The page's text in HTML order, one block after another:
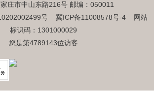
庄市中山东路216号 邮编：050011
号
冀ICP备11008578号-4网站
标识码：1301000029
您是第4789143位访客